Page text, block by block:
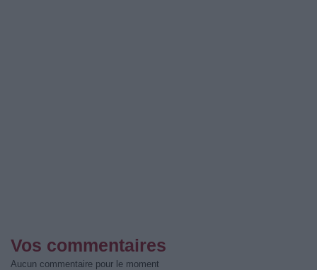
Vos commentaires
Aucun commentaire pour le moment